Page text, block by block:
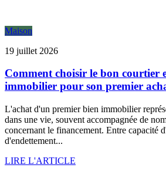
Maison
19 juillet 2026
Comment choisir le bon courtier
immobilier pour son premier
L'achat d'un premier bien immobilier
dans une vie, souvent accompagnée de
concernant le financement. Entre capacité
d'endettement...
LIRE L'ARTICLE